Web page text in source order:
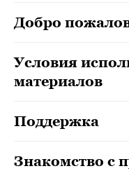
Добро
Условия
материалов
Поддержка
Знакомство с